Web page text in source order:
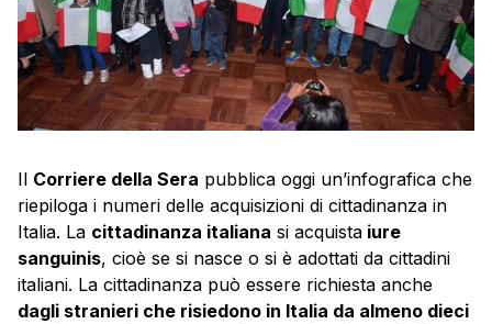
Il Corriere della Sera pubblica oggi un’infografica che
riepiloga i numeri delle acquisizioni di cittadinanza in
Italia. La cittadinanza italiana si acquista iure
sanguinis, cioè se si nasce o si è adottati da cittadini
italiani. La cittadinanza può essere richiesta anche
dagli stranieri che risiedono in Italia da almeno dieci